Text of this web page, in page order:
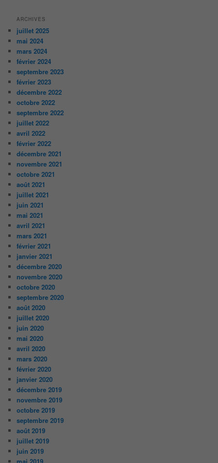
ARCHIVES
juillet 2025
mai 2024
mars 2024
février 2024
septembre 2023
février 2023
décembre 2022
octobre 2022
septembre 2022
juillet 2022
avril 2022
février 2022
décembre 2021
novembre 2021
octobre 2021
août 2021
juillet 2021
juin 2021
mai 2021
avril 2021
mars 2021
février 2021
janvier 2021
décembre 2020
novembre 2020
octobre 2020
septembre 2020
août 2020
juillet 2020
juin 2020
mai 2020
avril 2020
mars 2020
février 2020
janvier 2020
décembre 2019
novembre 2019
octobre 2019
septembre 2019
août 2019
juillet 2019
juin 2019